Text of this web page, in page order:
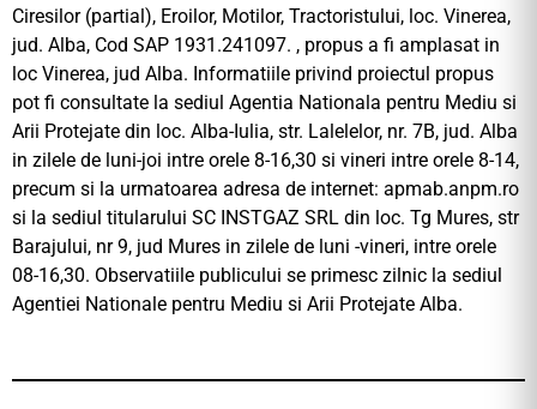
Ciresilor (partial), Eroilor, Motilor, Tractoristului, loc. Vinerea,
jud. Alba, Cod SAP 1931.241097. , propus a fi amplasat in
loc Vinerea, jud Alba. Informatiile privind proiectul propus
pot fi consultate la sediul Agentia Nationala pentru Mediu si
Arii Protejate din loc. Alba-Iulia, str. Lalelelor, nr. 7B, jud. Alba
in zilele de luni-joi intre orele 8-16,30 si vineri intre orele 8-14,
precum si la urmatoarea adresa de internet: apmab.anpm.ro
si la sediul titularului SC INSTGAZ SRL din loc. Tg Mures, str
Barajului, nr 9, jud Mures in zilele de luni -vineri, intre orele
08-16,30. Observatiile publicului se primesc zilnic la sediul
Agentiei Nationale pentru Mediu si Arii Protejate Alba.